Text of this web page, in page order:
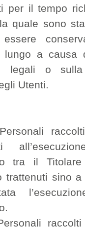
per il tempo
quale sono
essere
lungo a causa
legali o
Utenti.
tra il Titolare
trattenuti sino